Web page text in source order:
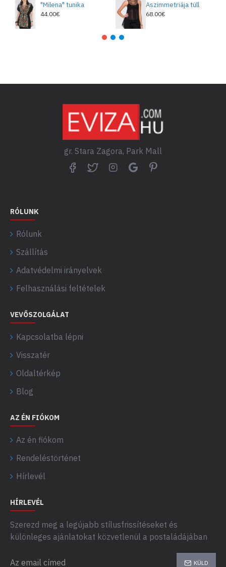
"Milena" tunika
44.00€
Aszimmetriája tüll
68.00€
gr. Stara Zagora, Park Mall
RÓLUNK
Rólunk
Szállítás
Adatvédelmi irányelvek
Felhasználási feltételek
VEVŐSZOLGÁLAT
Kapcsolatba lépni
Visszatér
Oldaltérkép
Blog
AZ ÉN FIÓKOM
Az én fiókom
Rendeléstörténet
Hírlevél
HÍRLEVÉL
Szerezd meg a legújabb stílusfrissítéseket és
különleges ajánlatokat közvetlenül a postaládájában
KÜLD